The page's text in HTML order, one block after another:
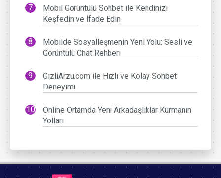
Mobil Görüntülü Sohbet ile Kendinizi
Keşfedin ve İfade Edin
Mobilde Sosyalleşmenin Yeni Yolu: Sesli ve
Görüntülü Chat Rehberi
GizliArzu.com ile Hızlı ve Kolay Sohbet
Deneyimi
Online Ortamda Yeni Arkadaşlıklar Kurmanın
Yolları